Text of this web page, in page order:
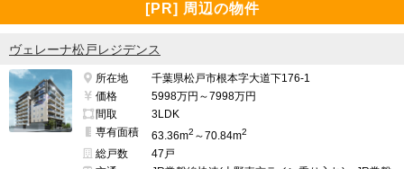
[PR] 周辺の物件
ヴェレーナ松戸レジデンス
所在地
千葉県松戸市根本字大道下176-1
価格
5998万円～7998万円
間取
3LDK
専有面積
63.36m2 ～70.84m2
総戸数
47戸